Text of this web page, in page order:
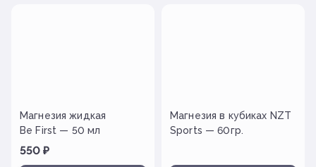
Магнезия жидкая
Be First — 50 мл
550 ₽
Магнезия в кубиках NZT
Sports — 60гр.